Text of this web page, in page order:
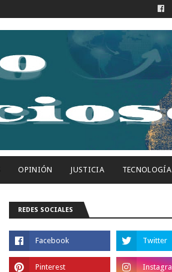
OPINIÓN JUSTICIA TECNOLOGÍA
REDES SOCIALES